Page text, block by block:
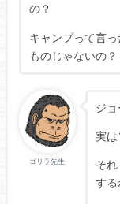
の？
キャンプって言
ものじゃないの？
ゴリラ先生
ジ
実は
そ
する